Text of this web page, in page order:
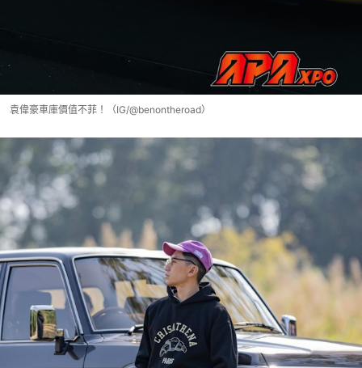
袁偉豪車庫價值不菲！（IG/@benontheroad）